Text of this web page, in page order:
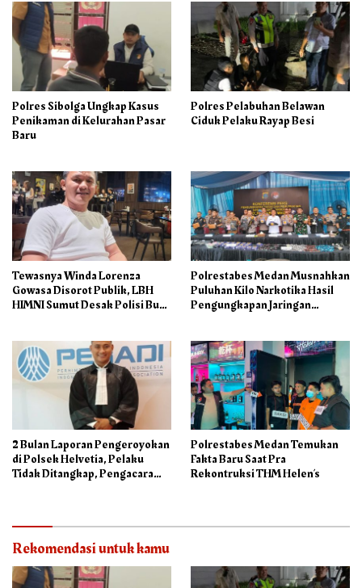
Polres Sibolga Ungkap Kasus
Penikaman di Kelurahan Pasar
Baru
Polres Pelabuhan Belawan
Ciduk Pelaku Rayap Besi
Tewasnya Winda Lorenza
Gowasa Disorot Publik, LBH
HIMNI Sumut Desak Polisi Buka
Polrestabes Medan Musnahkan
Puluhan Kilo Narkotika Hasil
Pengungkapan Jaringan
2 Bulan Laporan Pengeroyokan
di Polsek Helvetia, Pelaku
Tidak Ditangkap, Pengacara
Polrestabes Medan Temukan
Fakta Baru Saat Pra
Rekontruksi THM Helen’s
Rekomendasi untuk kamu